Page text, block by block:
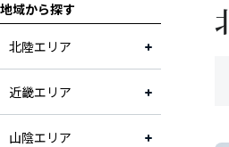
地域から探す
北陸エリア
近畿エリア
山陰エリア